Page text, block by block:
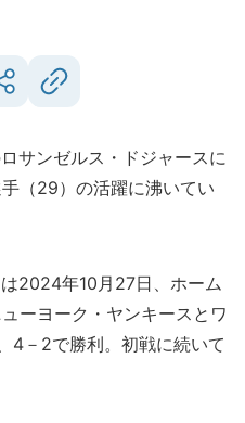
サンゼルス・ドジャースに
（29）の活躍に沸いてい
2024年10月27日、ホーム
ーヨーク・ヤンキースとワ
4－2で勝利。初戦に続いて